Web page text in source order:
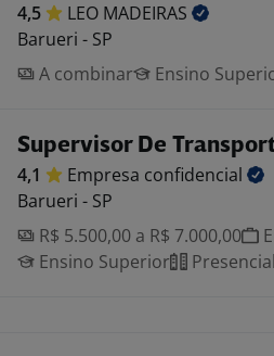
4,5 LEO MADEIRAS
Barueri - SP
A combinar
Ensino
Supervisor De
4,1 Empresa confidencial
Barueri - SP
R$ 5.500,00 a R$ 7.000,00
Ensino Superior
Presencial